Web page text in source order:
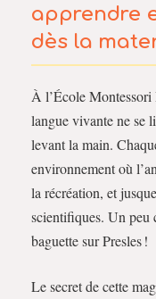
apprendre
dès la
À l’École
langue vivante ne se
levant la main.
environnement où
la récréation, et
scientifiques. Un peu
baguette sur Presles !
Le secret de cette